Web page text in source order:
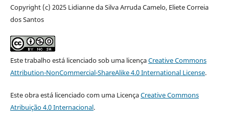
Copyright (c) 2025 Lidianne da Silva Arruda Camelo, Eliete Correia
dos Santos
Este trabalho está licenciado sob uma licençaCreative Commons
Attribution-NonCommercial-ShareAlike 4.0 International License.
Este obra está licenciado com uma LicençaCreative Commons
Atribuição 4.0 Internacional.